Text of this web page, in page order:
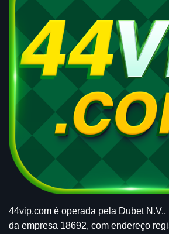
44vip.com é operada pela Dubet
da empresa 18692, com endereço